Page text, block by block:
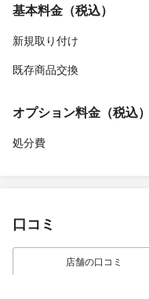
基本料金（税込）
新規取り付け
既存商品交換
オプション料金（税込）
処分費
口コミ
店舗の口コミ